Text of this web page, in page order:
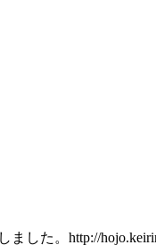
ました 。http://